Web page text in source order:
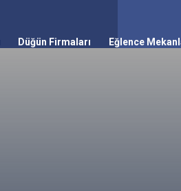
Düğün Firmaları Eğlence